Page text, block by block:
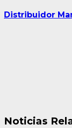
Distribuidor
Noticias